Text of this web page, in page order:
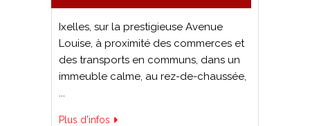
Ixelles, sur la prestigieuse Avenue
Louise, à proximité des commerces et
des transports en communs, dans un
immeuble calme, au rez-de-chaussée,
...
Plus d'infos